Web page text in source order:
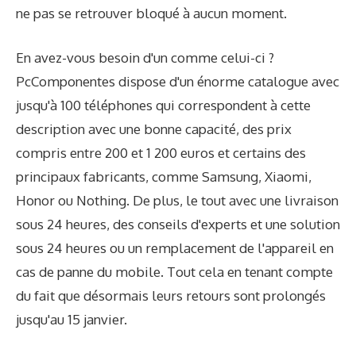
ne pas se retrouver bloqué à aucun moment.
En avez-vous besoin d'un comme celui-ci ?
PcComponentes dispose d'un énorme catalogue avec
jusqu'à 100 téléphones qui correspondent à cette
description avec une bonne capacité, des prix
compris entre 200 et 1 200 euros et certains des
principaux fabricants, comme Samsung, Xiaomi,
Honor ou Nothing. De plus, le tout avec une livraison
sous 24 heures, des conseils d'experts et une solution
sous 24 heures ou un remplacement de l'appareil en
cas de panne du mobile. Tout cela en tenant compte
du fait que désormais leurs retours sont prolongés
jusqu'au 15 janvier.